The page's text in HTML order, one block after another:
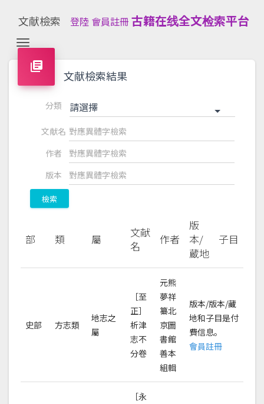
文献檢索 登陸 會員註冊 古籍在线全文检索平台
Toggle navigation
library_books
文献檢索結果
分類 請選擇
文献名
作者
版本
檢索
部 類 屬
文献
名
作者
版
本/
蔵地
子目
史部 方志類
地志之
屬
［至
正］
析津
志不
分卷
元熊
夢祥
纂北
京圖
書館
善本
組輯
版本/版本/藏
地和子目是付
費信息。
會員註冊
［永